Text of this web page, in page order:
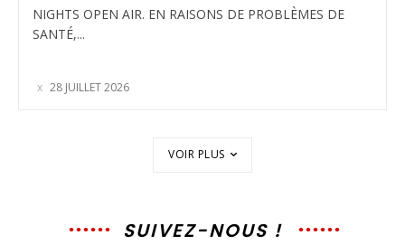
NIGHTS OPEN AIR. EN RAISONS DE PROBLÈMES DE
SANTÉ,...
28 JUILLET 2026
VOIR PLUS
SUIVEZ-NOUS !